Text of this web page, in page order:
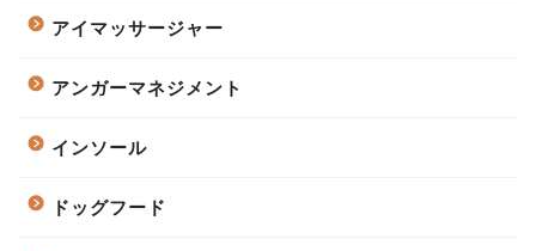
アイマッサージャー
アンガーマネジメント
インソール
ドッグフード